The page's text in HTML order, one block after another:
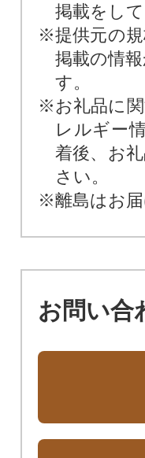
掲載をして
※提供元の
掲載の情
す。
※お礼品に
レルギー
着後、お
さい。
※離島はお届
お問い合